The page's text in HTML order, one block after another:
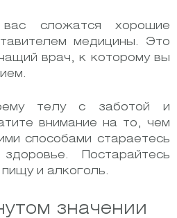
сложатся хорошие
медицины. Это
врач, к которому вы
телу с заботой и
внимание на то, чем
способами стараетесь
Постарайтесь
и алкоголь.
значении